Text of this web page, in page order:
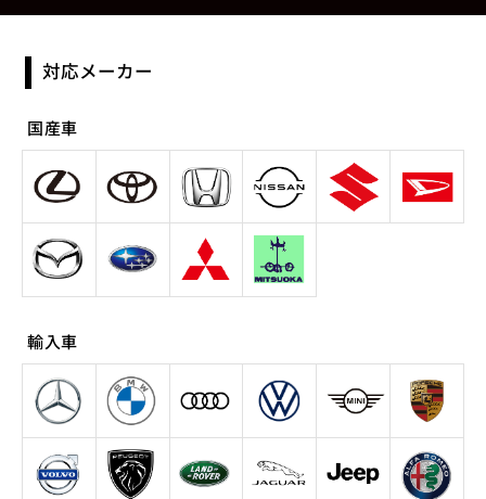
対応メーカー
国産車
輸入車